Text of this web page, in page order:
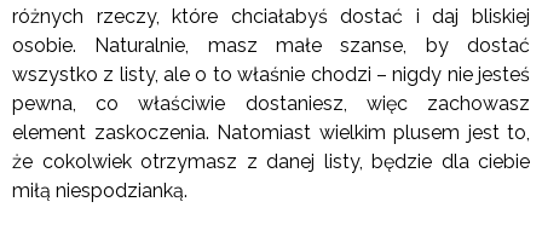
różnych rzeczy, które chciałabyś dostać i daj bliskiej
osobie. Naturalnie, masz małe szanse, by dostać
wszystko z listy, ale o to właśnie chodzi – nigdy nie jesteś
pewna, co właściwie dostaniesz, więc zachowasz
element zaskoczenia. Natomiast wielkim plusem jest to,
że cokolwiek otrzymasz z danej listy, będzie dla ciebie
miłą niespodzianką.